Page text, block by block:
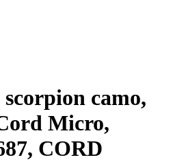
camo,
Micro,
CORD